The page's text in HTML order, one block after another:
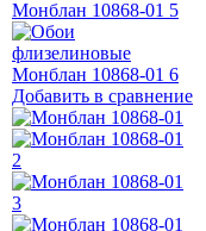
Добавить в сравнение